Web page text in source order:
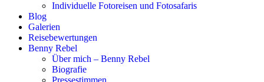
Individuelle Fotoreisen und Fotosafaris
Blog
Galerien
Reisebewertungen
Benny Rebel
Über mich – Benny Rebel
Biografie
Pressestimmen